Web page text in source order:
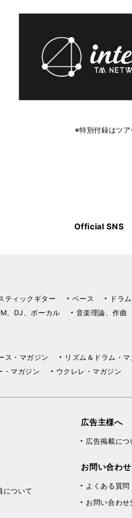
※特別付録はツ
Official SNS
ティックギター ベース ドラ
、DJ、ボーカル 音楽理論、作曲
ス・マガジン リズム＆ドラム・マ
・マガジン
ウクレレ・マガジン
について
広告主様へ
広告掲載につ
お問い合わせ
よくある質問
お問い合わせ